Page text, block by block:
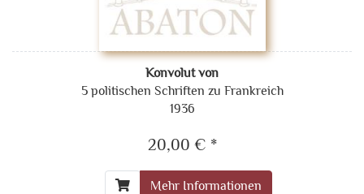
Konvolut von
5 politischen Schriften zu Frankreich
1936
20,00 € *
Mehr Informationen